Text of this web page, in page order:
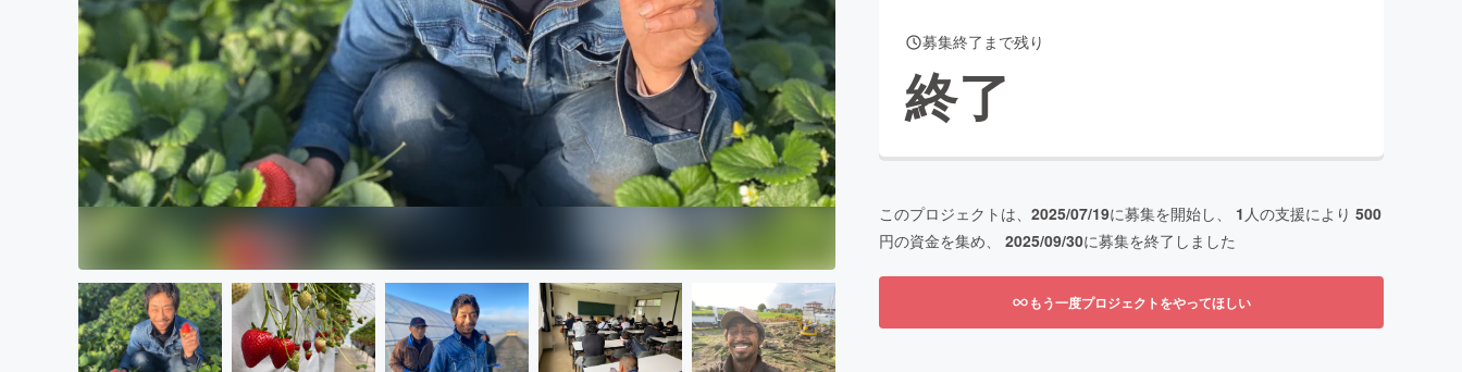
CAMPFIRE for Social Good
CAMPFIRE Creation
CAMPFIREふるさと納税machi-yaコミュニティ
募集終了まで残り
終了
このプロジェクトは、 2025/07/19に募集を開始し、 1 人の支援により 500
円の資金を集め、 2025/09/30に募集を終了しました
もう一度プロジェクトをやってほしい